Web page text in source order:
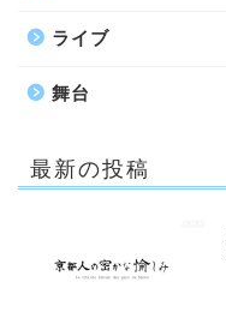
ライブ
舞台
最新の投稿